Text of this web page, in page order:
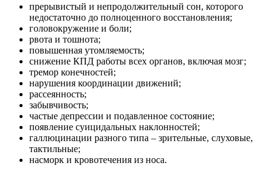
прерывистый и непродолжительный сон, которого
недостаточно до полноценного восстановления;
головокружение и боли;
рвота и тошнота;
повышенная утомляемость;
снижение КПД работы всех органов, включая мозг;
тремор конечностей;
нарушения координации движений;
рассеянность;
забывчивость;
частые депрессии и подавленное состояние;
появление суицидальных наклонностей;
галлюцинации разного типа – зрительные, слуховые,
тактильные;
насморк и кровотечения из носа.